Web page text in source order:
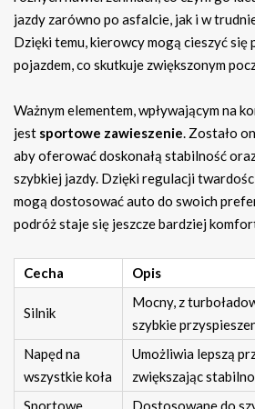
jazdy zarówno po asfalcie, jak i w
Dzięki temu, kierowcy mogą cieszyć się
pojazdem, co skutkuje zwiększonym
Ważnym elementem, wpływającym na
jest sportowe zawieszenie. Zostało
aby oferować doskonałą stabilność
szybkiej jazdy. Dzięki regulacji
mogą dostosować auto do swoich
podróż staje się jeszcze bardziej
Cecha Opis
Silnik
Mocny, z
szybkie
Napęd na
wszystkie koła
Umożliwia lepszą
zwiększając